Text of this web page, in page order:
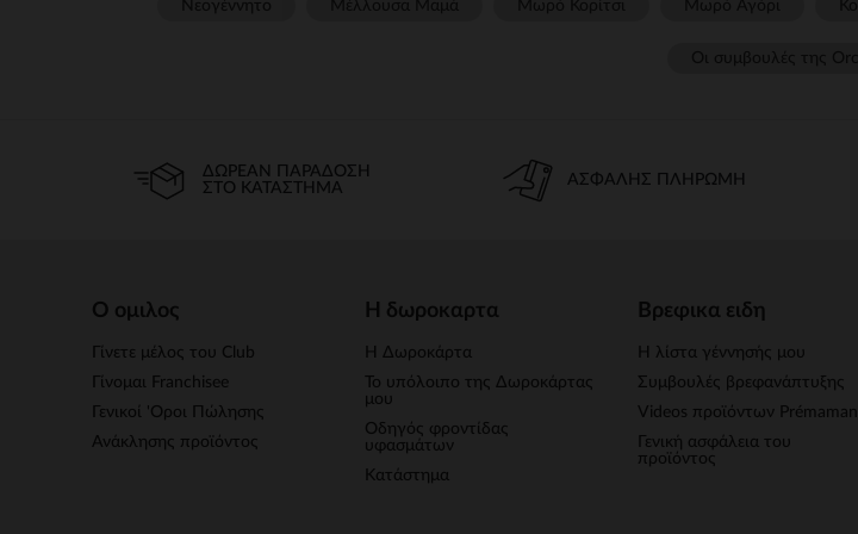
ΔΩΡΕΆΝ ΠΑΡΆΔΟΣΗ
ΣΤΟ ΚΑΤΆΣΤΗΜΑ
ΑΣΦΑΛΉΣ ΠΛΗΡΩΜΉ
Ο ομιλος
Γίνετε μέλος του Club
Γίνομαι Franchisee
Γενικοί 'Οροι Πώλησης
Ανάκλησης προϊόντος
Η δωροκαρτα
Η Δωροκάρτα
Το υπόλοιπο της Δωροκάρτας
μου
Οδηγός φροντίδας
υφασμάτων
Κατάστημα
Βρεφικα ειδη
Η λίστα γέννησής μου
Συμβουλές βρεφανάπτυξης
Videos προϊόντων Prémaman
Γενική ασφάλεια του
προϊόντος